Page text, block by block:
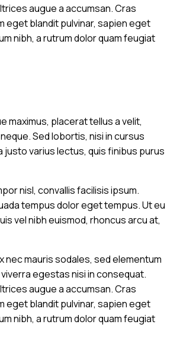
augue a accumsan. Cras
eget blandit pulvinar, sapien eget
nibh, a rutrum dolor quam feugiat
maximus, placerat tellus a velit,
Sed lobortis, nisi in cursus
justo varius lectus, quis finibus purus
nisl, convallis facilisis ipsum.
tempus dolor eget tempus. Ut eu
vel nibh euismod, rhoncus arcu at,
nec mauris sodales, sed elementum
egestas nisi in consequat.
augue a accumsan. Cras
eget blandit pulvinar, sapien eget
nibh, a rutrum dolor quam feugiat